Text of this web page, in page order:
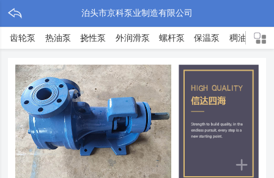
泊头市京科泵业制造有限公司
齿轮泵 热油泵 挠性泵 外润滑泵 螺杆泵 保温泵 稠油泵
渣油泵 增压泵 高温泵 磁力泵 可调泵
软管泵 滑片泵